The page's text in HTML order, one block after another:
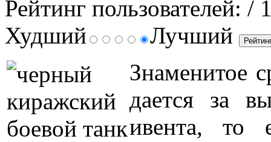
Рейтинг пользователей: /
Худший
Лучший
Знаменитое
дается за
ивента, то